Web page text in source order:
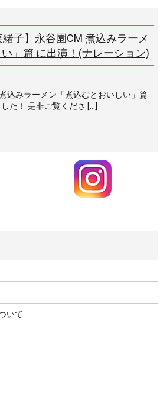
緒子】永谷園CM 煮込みラーメ
」篇 に出演！(ナレーション)
込みラーメン「煮込むとおいしい」篇
た！ 是非ご覧くださ […]
いて